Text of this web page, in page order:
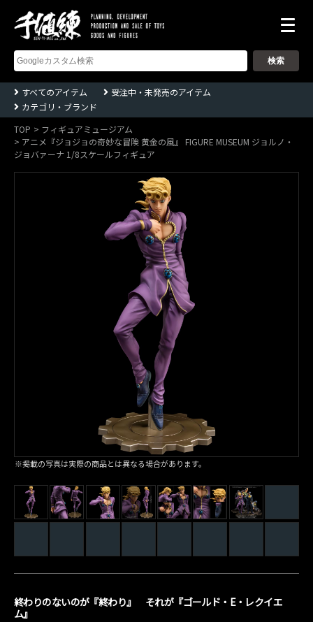
式
会
千
値
練
ー
Sentinel
co.,ltd
すべてのアイテム
受注中・未発売のアイテム
カテゴリ・ブランド
TOP
フィギュアミュージアム
アニメ『ジョジョの奇妙な冒険 黄金の風』 FIGURE MUSEUM ジョルノ・
ジョバァーナ 1/8スケールフィギュア
※掲載の写真は実際の商品とは異なる場合があります。
終わりのないのが『終わり』 それが『ゴールド・E・レクイエ
ム』